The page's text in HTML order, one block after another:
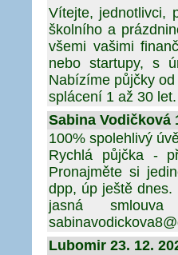
Vítejte, jednotlivci,
školního a
všemi vašimi
nebo startupy, s
Nabízíme půjčky
splácení 1 až 30
Sabina Vodičková
100% spolehlivý
Rychlá půjčka -
Pronajměte si
dpp, úp ještě dnes.
jasná
Lubomir 23. 12.